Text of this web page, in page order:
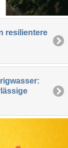
resilientere